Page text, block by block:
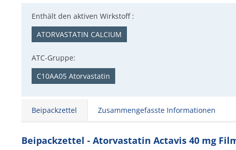
Enthält den aktiven Wirkstoff :
ATORVASTATIN CALCIUM
ATC-Gruppe:
C10AA05 Atorvastatin
Beipackzettel Zusammengefasste Informationen
Beipackzettel - Atorvastatin Actavis 40 mg